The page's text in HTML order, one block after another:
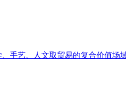
手艺、人文取贸易的复合价值场